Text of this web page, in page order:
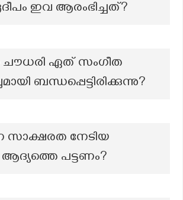
ഇവ ആരംഭിച്ചത്?
ചൗധരി ഏത് സംഗീത
ബന്ധപ്പെട്ടിരിക്കുന്നു?
നേടിയ
ആദ്യത്തെ പട്ടണം?